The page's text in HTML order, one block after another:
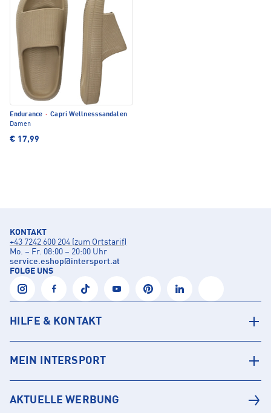
Endurance · Capri Wellnesssandalen
Damen
€ 17,99
KONTAKT
+43 7242 600 204 (zum Ortstarif)
Mo. – Fr. 08:00 – 20:00 Uhr
service.eshop@intersport.at
FOLGE UNS
HILFE & KONTAKT
MEIN INTERSPORT
AKTUELLE WERBUNG